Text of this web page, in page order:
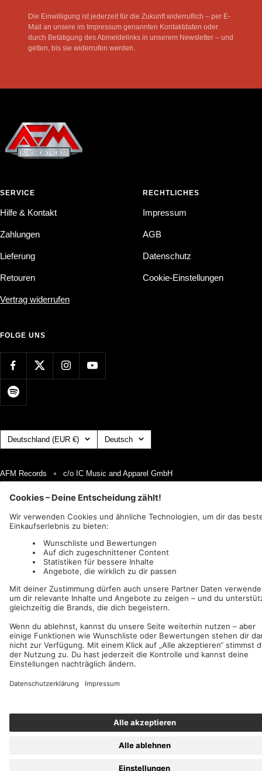
Die Einwilligung ist jederzeit für die Zukunft widerruflich – per E-
Mail an unsere im Impressum genannten Kontaktdaten oder
durch Betätigung des Abmeldelinks in unserem Newsletter – und
gelten, bis sie widerrufen werden.
SERVICE
Hilfe & Kontakt
Zahlungen
Lieferung
Retouren
Vertrag widerrufen
RECHTLICHES
Impressum
AGB
Datenschutz
Cookie-Einstellungen
FOLGE UNS
Land/Region Deutschland (EUR €) Sprache
Deutsch
AFM Records c/o IC Music and Apparel GmbH